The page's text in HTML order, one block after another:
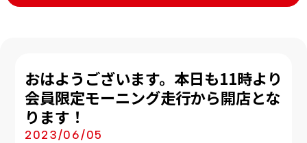
おはようございます。本日も11時より
会員限定モーニング走行から開店とな
ります！
2023/06/05